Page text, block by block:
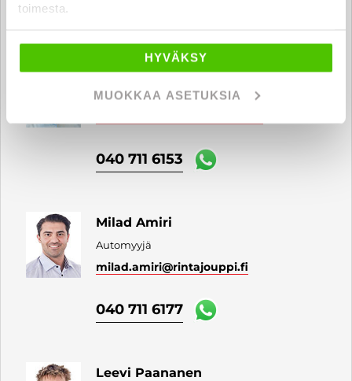
toimesta.
HYVÄKSY
MUOKKAA ASETUKSIA
Petrit Dumani
Automyyjä FI | EN | AL
040 711 6153
Milad Amiri
Automyyjä
milad.amiri@rintajouppi.fi
040 711 6177
Leevi Paananen